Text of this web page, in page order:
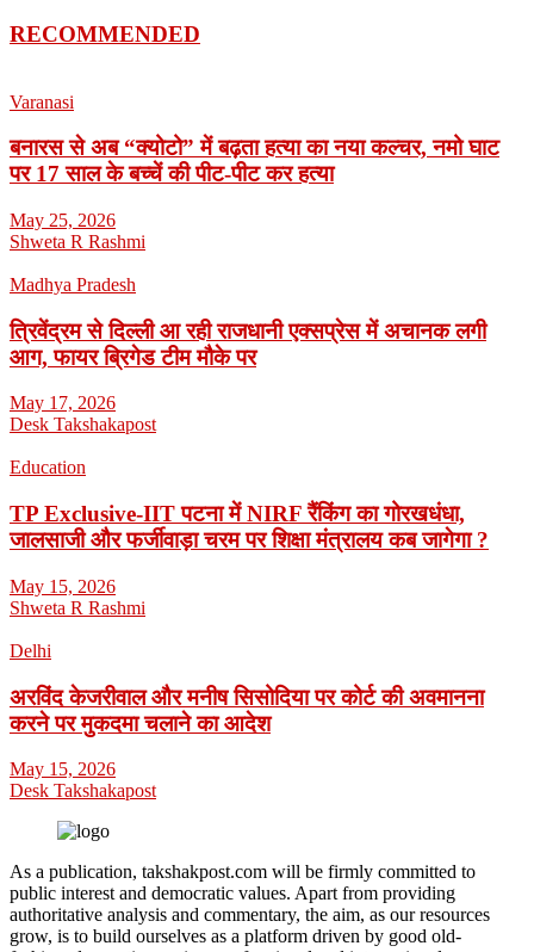
RECOMMENDED
Varanasi
बनारस से अब “क्योटो” में बढ़ता हत्या का नया कल्चर, नमो घाट
पर 17 साल के बच्चें की पीट-पीट कर हत्या
May 25, 2026
Shweta R Rashmi
Madhya Pradesh
त्रिवेंद्रम से दिल्ली आ रही राजधानी एक्सप्रेस में अचानक लगी
आग, फायर ब्रिगेड टीम मौके पर
May 17, 2026
Desk Takshakapost
Education
TP Exclusive-IIT पटना में NIRF रैंकिंग का गोरखधंधा,
जालसाजी और फर्जीवाड़ा चरम पर शिक्षा मंत्रालय कब जागेगा ?
May 15, 2026
Shweta R Rashmi
Delhi
अरविंद केजरीवाल और मनीष सिसोदिया पर कोर्ट की अवमानना
करने पर मुकदमा चलाने का आदेश
May 15, 2026
Desk Takshakapost
As a publication, takshakpost.com will be firmly committed to
public interest and democratic values. Apart from providing
authoritative analysis and commentary, the aim, as our resources
grow, is to build ourselves as a platform driven by good old-